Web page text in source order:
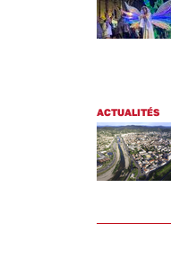
ACTUALITÉS